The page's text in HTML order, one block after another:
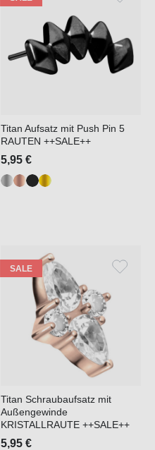
Titan Aufsatz mit Push Pin 5
RAUTEN ++SALE++
5,95 €
SALE
Titan Schraubaufsatz mit
Außengewinde
KRISTALLRAUTE ++SALE++
5,95 €